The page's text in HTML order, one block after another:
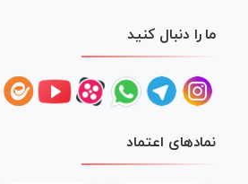
ما را دنبال کنید
نمادهای اعتماد